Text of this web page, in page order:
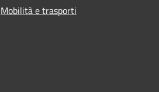
Mobilità e trasporti